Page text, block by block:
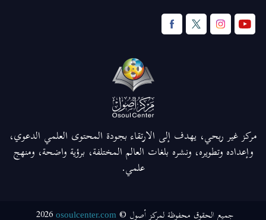
مركز غير ربحي، يهدف إلى الارتقاء بجودة المحتوى العلمي الدعوي،
وإعداده وتطويره، ونشره بلغات العالم المختلفة، برؤية واضحة، ومنهج
علمي.
جميع الحقوق محفوظة لمركز أصول © osoulcenter.com
2026